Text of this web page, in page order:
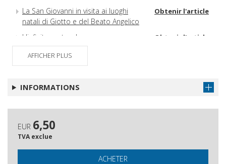
La San Giovanni in visita ai luoghi
natali di Giotto e del Beato Angelico
Obtenir l'article
L'infinito mutevole Obtenir l'article
L'artiglio del diavolo
In libreria Obtenir l'article
AFFICHER PLUS
INFORMATIONS
EUR 6,50
TVA exclue
ACHETER